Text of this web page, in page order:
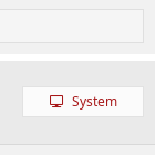
System